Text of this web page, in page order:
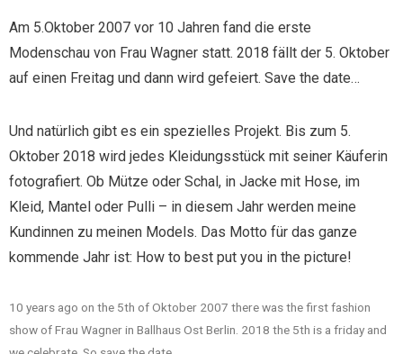
Am 5.Oktober 2007 vor 10 Jahren fand die erste
Modenschau von Frau Wagner statt. 2018 fällt der 5. Oktober
auf einen Freitag und dann wird gefeiert. Save the date…
Und natürlich gibt es ein spezielles Projekt. Bis zum 5.
Oktober 2018 wird jedes Kleidungsstück mit seiner Käuferin
fotografiert. Ob Mütze oder Schal, in Jacke mit Hose, im
Kleid, Mantel oder Pulli – in diesem Jahr werden meine
Kundinnen zu meinen Models. Das Motto für das ganze
kommende Jahr ist: How to best put you in the picture!
10 years ago on the 5th of Oktober 2007 there was the first fashion
show of Frau Wagner in Ballhaus Ost Berlin. 2018 the 5th is a friday and